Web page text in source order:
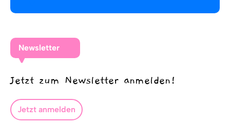
Newsletter
Jetzt zum Newsletter anmelden!
Jetzt anmelden